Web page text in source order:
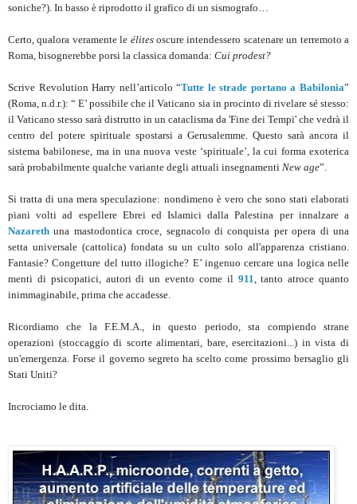
soniche?). In basso è riprodotto il grafico di un sismografo…
Certo, qualora veramente le élitesoscure intendessero scatenare un terremoto a
Roma, bisognerebbe porsi la classica domanda: Cui prodest?
Scrive Revolution Harry nell’articolo “Tutte le strade portano a Babilonia”
(Roma, n.d.r.): “ E’ possibile che il Vaticano sia in procinto di rivelare sé stesso:
il Vaticano stesso sarà distrutto in un cataclisma da 'Fine dei Tempi' che vedrà il
centro del potere spirituale spostarsi a Gerusalemme. Questo sarà ancora il
sistema babilonese, ma in una nuova veste ‘spirituale’, la cui forma exoterica
sarà probabilmente qualche variante degli attuali insegnamenti New age”.
Si tratta di una mera speculazione: nondimeno è vero che sono stati elaborati
piani volti ad espellere Ebrei ed Islamici dalla Palestina per innalzare a
Nazarethuna mastodontica croce, segnacolo di conquista per opera di una
setta universale (cattolica) fondata su un culto solo all'apparenza cristiano.
Fantasie? Congetture del tutto illogiche? E’ ingenuo cercare una logica nelle
menti di psicopatici, autori di un evento come il 911 , tanto atroce quanto
inimmaginabile, prima che accadesse.
Ricordiamo che la F.E.M.A., in questo periodo, sta compiendo strane
operazioni (stoccaggio di scorte alimentari, bare, esercitazioni...) in vista di
un'emergenza. Forse il governo segreto ha scelto come prossimo bersaglio gli
Stati Uniti?
Incrociamo le dita.